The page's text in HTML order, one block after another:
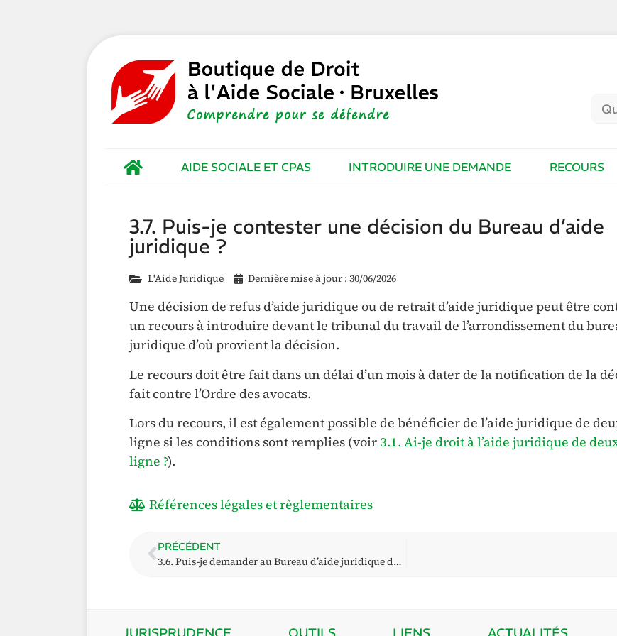
AIDE SOCIALE ET CPAS INTRODUIRE UNE DEMANDE RECOURS
3.7. Puis-je contester une décision du Bureau d’aide
juridique ?
L'Aide Juridique Dernière mise à jour : 30/06/2026
Une décision de refus d’aide juridique ou de retrait d’aide juridique peut être
un recours à introduire devant le tribunal du travail de l’arrondissement du
juridique d’où provient la décision.
Le recours doit être fait dans un délai d’un mois à dater de la notification de la
fait contre l’Ordre des avocats.
Lors du recours, il est également possible de bénéficier de l’aide juridique de
ligne si les conditions sont remplies (voir 3.1. Ai-je droit à l’aide juridique de
ligne ?).
Références légales et règlementaires
PRÉCÉDENT
3.6. Puis-je demander au Bureau d’aide juridique de désigner un·e autre avocat·e ?